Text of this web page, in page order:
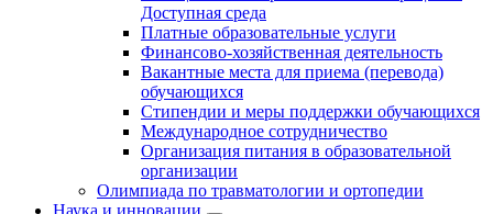
Доступная среда
Платные образовательные услуги
Финансово-хозяйственная деятельность
Вакантные места для приема (перевода)
обучающихся
Стипендии и меры поддержки обучающихся
Международное сотрудничество
Организация питания в образовательной
организации
Олимпиада по травматологии и ортопедии
Наука и инновации